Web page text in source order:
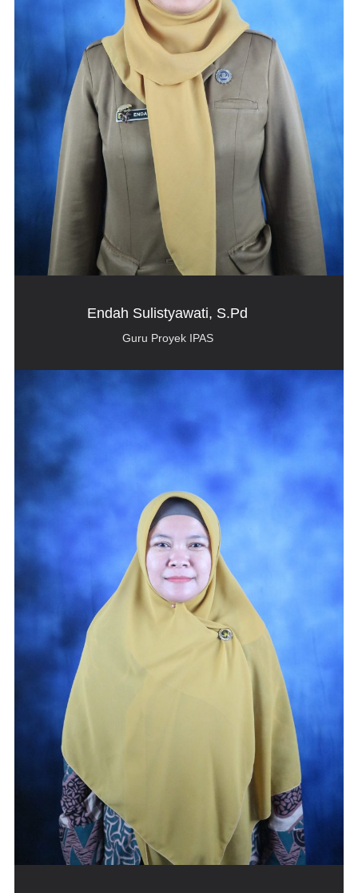
Endah Sulistyawati, S.Pd
Guru Proyek IPAS